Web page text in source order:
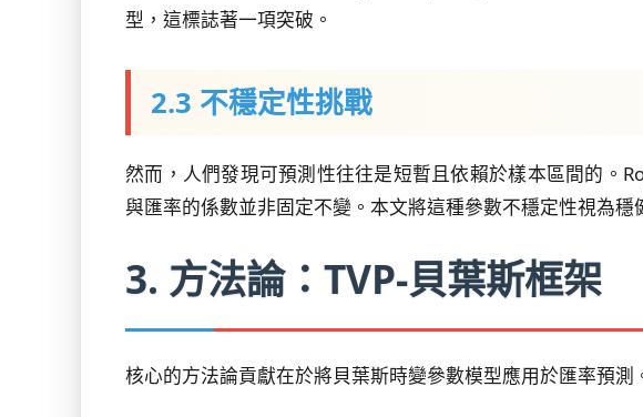
型，這標誌著一項突破。
2.3 不穩定性挑戰
然而，人們發現可預測性往往是短暫且依賴於樣本區間的。
與匯率的係數並非固定不變。本文將這種參數不穩定性視為穩
3. 方法論：TVP-貝葉斯框架
核心的方法論貢獻在於將貝葉斯時變參數模型應用於匯率預測